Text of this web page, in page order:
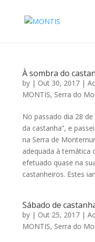
À sombra do
by | Out 30, 2017|
MONTIS, Serra do
No passado dia 28
da castanha”, e
na Serra de
adequada à temática
efetuado quase na
castanheiros. Estes
Sábado de
by | Out 25, 2017|
MONTIS, Serra do